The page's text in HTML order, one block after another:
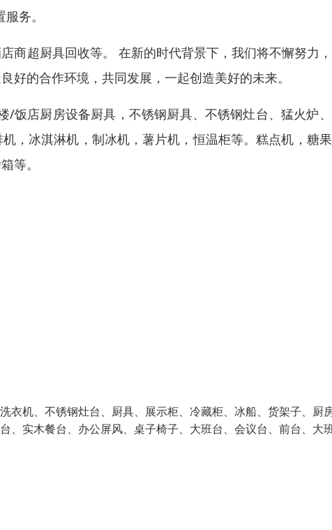
务。
商超厨具回收等。 在新的时代背景下，我们将不懈努力
好的合作环境，共同发展，一起创造美好的未来。
饭店厨房设备厨具，不锈钢厨具、不锈钢灶台、猛火炉
，冰淇淋机，制冰机，薯片机，恒温柜等。糕点机，糖
等。
机、不锈钢灶台、厨具、展示柜、冷藏柜、冰船、货架子、厨
、实木餐台、办公屏风、桌子椅子、大班台、会议台、前台、大